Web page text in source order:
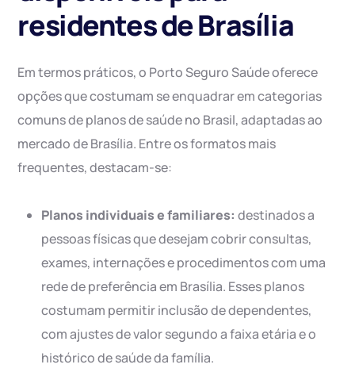
residentes de Brasília
Em termos práticos, o Porto Seguro Saúde oferece
opções que costumam se enquadrar em categorias
comuns de planos de saúde no Brasil, adaptadas ao
mercado de Brasília. Entre os formatos mais
frequentes, destacam-se:
Planos individuais e familiares: destinados a
pessoas físicas que desejam cobrir consultas,
exames, internações e procedimentos com uma
rede de preferência em Brasília. Esses planos
costumam permitir inclusão de dependentes,
com ajustes de valor segundo a faixa etária e o
histórico de saúde da família.